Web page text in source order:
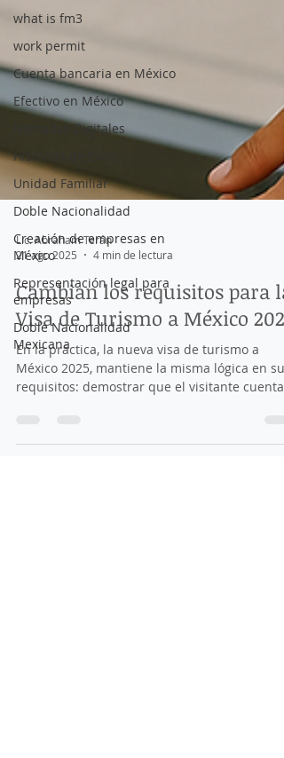
what is fm3
work permit
Cuenta bancaria en México
Efectivo en México
Nómadas Digitales
Historias de Éxito
Unidad Familiar
Doble Nacionalidad
Creación de empresas en
México
Representación legal para
empresas
Doble Nacionalidad
Mexicana
Lic. Abraham Terán
21 ago 2025
4 min de lectura
Cambian los requisitos para la
En la práctica, la nueva visa de turismo a